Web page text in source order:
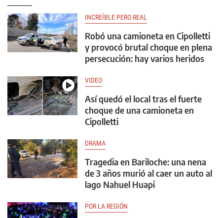
INCREÍBLE PERO REAL
Robó una camioneta en Cipolletti
y provocó brutal choque en plena
persecución: hay varios heridos
VIDEO
Así quedó el local tras el fuerte
choque de una camioneta en
Cipolletti
DRAMA
Tragedia en Bariloche: una nena
de 3 años murió al caer un auto al
lago Nahuel Huapi
POR LA REGIÓN